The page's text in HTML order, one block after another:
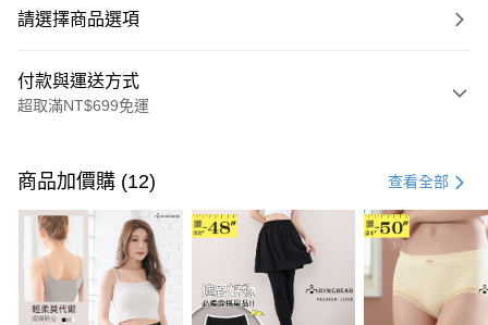
請選擇商品選項
付款與運送方式
超取滿NT$699免運
信用卡一次付款
超商取貨付款
LINE Pay
Apple Pay
商品加價購 (12) 查看全部